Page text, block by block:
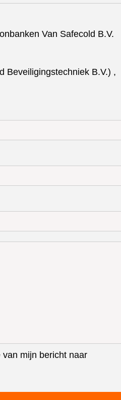
Van Safecold B.V.
Beveiligingstechniek B.V.) ,
mijn bericht naar